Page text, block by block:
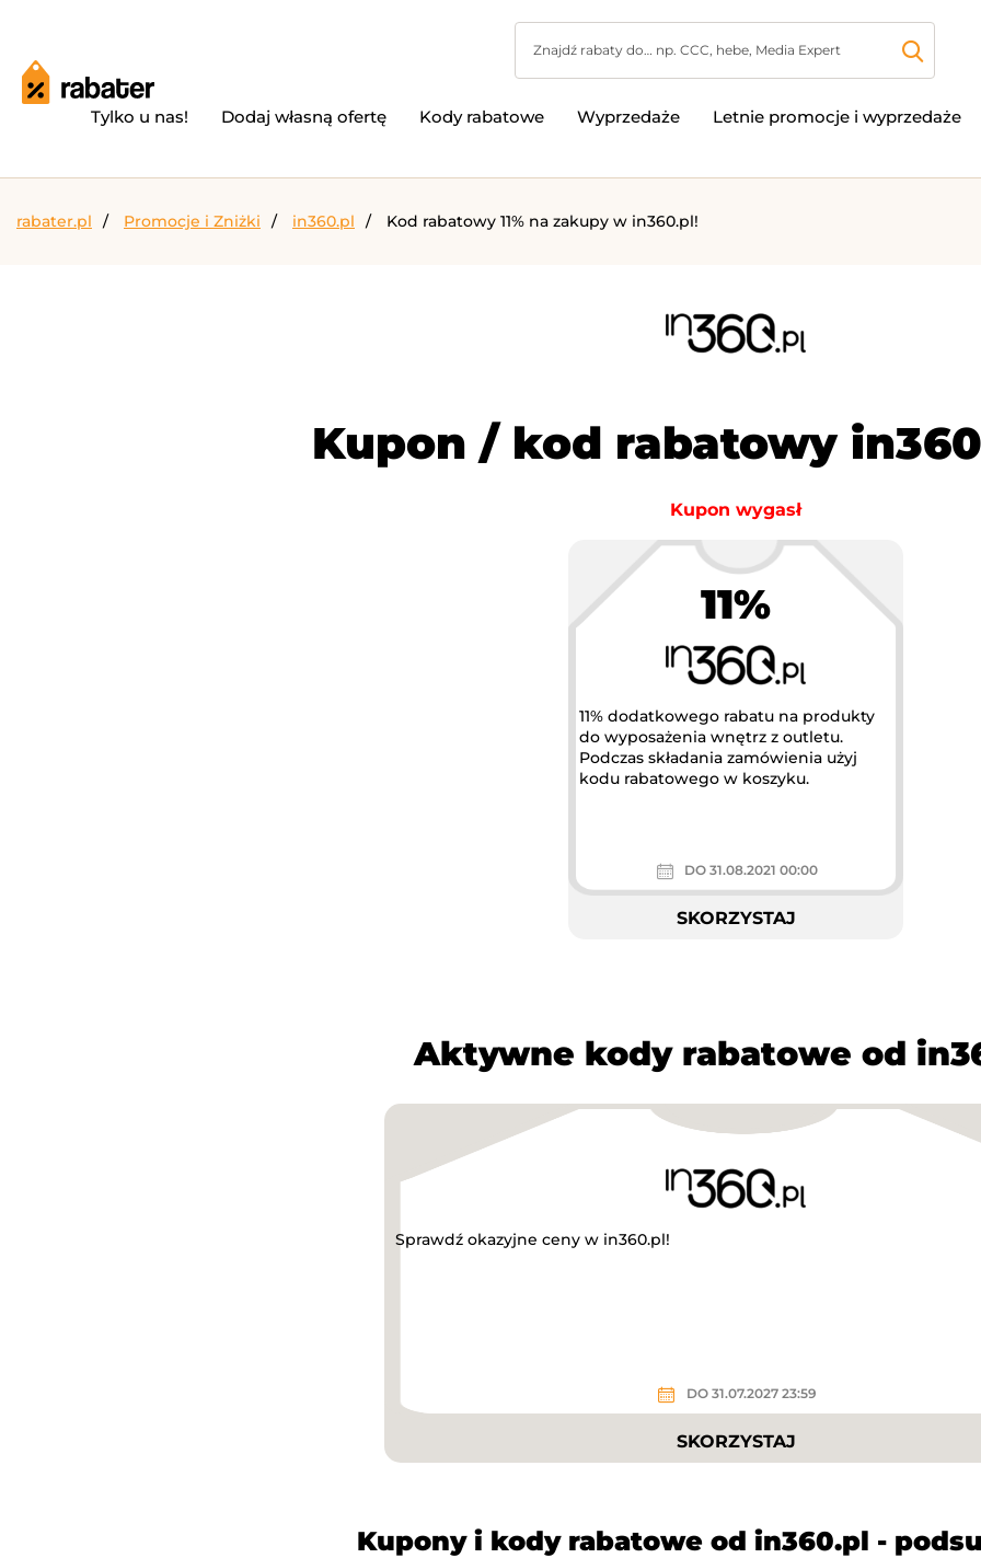
Tylko u nas! Dodaj własną ofertę Kody rabatowe Wyprzedaże Letnie promocje i wyprzedaże
rabater.pl Promocje i Zniżki in360.pl Kod rabatowy 11% na zakupy w in360.pl!
Kupon / kod rabatowy
Kupon wygasł
11%
11% dodatkowego rabatu na produkty
do wyposażenia wnętrz z outletu.
Podczas składania zamówienia użyj
kodu rabatowego w koszyku.
DO 31.08.2021 00:00
SKORZYSTAJ
Aktywne kody rabatowe od
Sprawdź okazyjne ceny w in360.pl!
DO 31.07.2027 23:59
SKORZYSTAJ
Kupony i kody rabatowe od in360.pl -